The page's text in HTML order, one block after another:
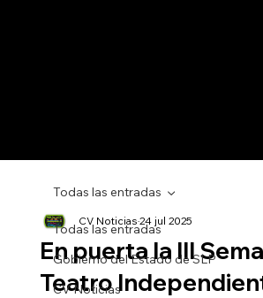
Todas las entradas
Gobierno del Estado de SLP
CV Noticias
Todas las entradas
En puerta la III
Teatro
CV Noticias24 jul 2025